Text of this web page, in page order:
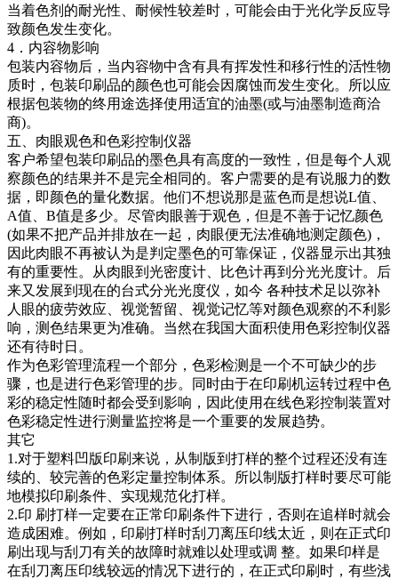
当着色剂的耐光性、耐候性较差时，可能会由于光化学反应导
致颜色发生变化。
4．内容物影响
包装内容物后，当内容物中含有具有挥发性和移行性的活性物
质时，包装印刷品的颜色也可能会因腐蚀而发生变化。所以应
根据包装物的终用途选择使用适宜的油墨(或与油墨制造商洽
商)。
五、肉眼观色和色彩控制仪器
客户希望包装印刷品的墨色具有高度的一致性，但是每个人观
察颜色的结果并不是完全相同的。客户需要的是有说服力的数
据，即颜色的量化数据。他们不想说那是蓝色而是想说L值、
A值、B值是多少。尽管肉眼善于观色，但是不善于记忆颜色
(如果不把产品并排放在一起，肉眼便无法准确地测定颜色)，
因此肉眼不再被认为是判定墨色的可靠保证，仪器显示出其独
有的重要性。从肉眼到光密度计、比色计再到分光光度计。后
来又发展到现在的台式分光光度仪，如今 各种技术足以弥补
人眼的疲劳效应、视觉暂留、视觉记忆等对颜色观察的不利影
响，测色结果更为准确。当然在我国大面积使用色彩控制仪器
还有待时日。
作为色彩管理流程一个部分，色彩检测是一个不可缺少的步
骤，也是进行色彩管理的步。同时由于在印刷机运转过程中色
彩的稳定性随时都会受到影响，因此使用在线色彩控制装置对
色彩稳定性进行测量监控将是一个重要的发展趋势。
其它
1.对于塑料凹版印刷来说，从制版到打样的整个过程还没有连
续的、较完善的色彩定量控制体系。所以制版打样时要尽可能
地模拟印刷条件、实现规范化打样。
2.印 刷打样一定要在正常印刷条件下进行，否则在追样时就会
造成困难。例如，印刷打样时刮刀离压印线太近，则在正式印
刷出现与刮刀有关的故障时就难以处理或调 整。如果印样是
在刮刀离压印线较远的情况下进行的，在正式印刷时，有些浅